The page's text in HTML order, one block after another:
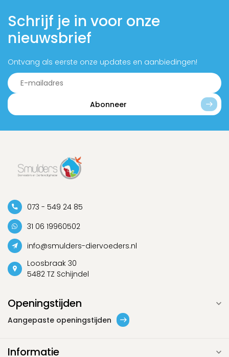
Schrijf je in voor onze
nieuwsbrief
Ontvang als eerste onze updates en aanbiedingen!
Abonneer
073 - 549 24 85
31 06 19960502
info@smulders-diervoeders.nl
Loosbraak 30
5482 TZ Schijndel
Openingstijden
Aangepaste openingstijden
Informatie